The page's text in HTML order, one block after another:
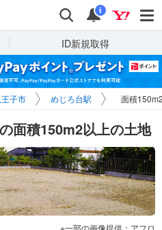
検索 通知
i
ID新規取得
王子市 めじろ台駅 面積
面積150m2以上の土地
一部の画像提供：アフロ